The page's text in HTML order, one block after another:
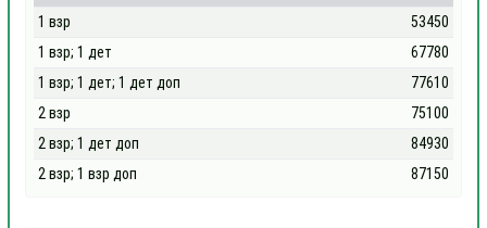
1 взр
53450
1 взр; 1 дет
67780
1 взр; 1 дет; 1 дет доп
77610
2 взр
75100
2 взр; 1 дет доп
84930
2 взр; 1 взр доп
87150